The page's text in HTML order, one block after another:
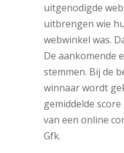
uitgenodigde
uitbrengen wie
webwinkel was.
De aankomende
stemmen. Bij de
winnaar wordt
gemiddelde
van een online
Gfk.